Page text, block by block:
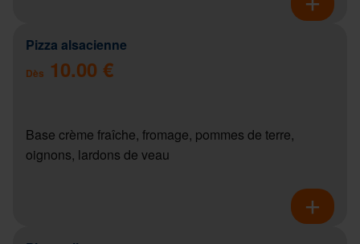
Pizza alsacienne
Dès 10.00 €
Base crème fraîche, fromage, pommes de terre,
oignons, lardons de veau